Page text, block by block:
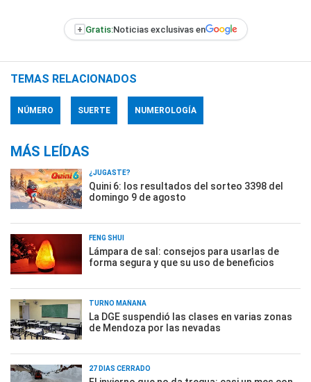
+ Gratis:Noticias exclusivas en
TEMAS RELACIONADOS
NÚMERO SUERTE NUMEROLOGÍA
MÁS LEÍDAS
¿JUGASTE?
Quini 6: los resultados del sorteo 3398 del
domingo 9 de agosto
FENG SHUI
Lámpara de sal: consejos para usarlas de
forma segura y que su uso de beneficios
TURNO MAÑANA
La DGE suspendió las clases en varias zonas
de Mendoza por las nevadas
27 DÍAS CERRADO